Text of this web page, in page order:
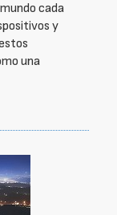
cada
y
una